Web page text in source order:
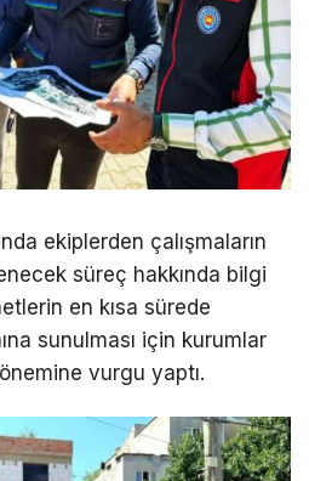
ekiplerden çalışmaların
süreç hakkında bilgi
en kısa sürede
sunulması için kurumlar
vurgu yaptı.